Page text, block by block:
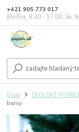
+421 905 773 017
(Po-Pia, 8:30 - 17:00, So:
Úvod ŠKOLSKÉ
barvy